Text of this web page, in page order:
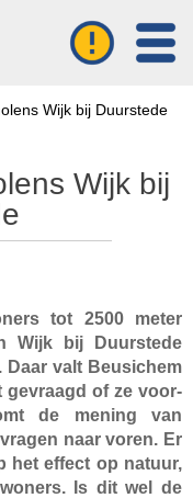
Wijk bij Duurstede
Wijk bij
tot 2500 meter
Wijk bij Duurstede
Daar valt Beusichem
gevraagd of ze voor-
de mening van
naar voren. Er
het effect op natuur,
Is dit wel de